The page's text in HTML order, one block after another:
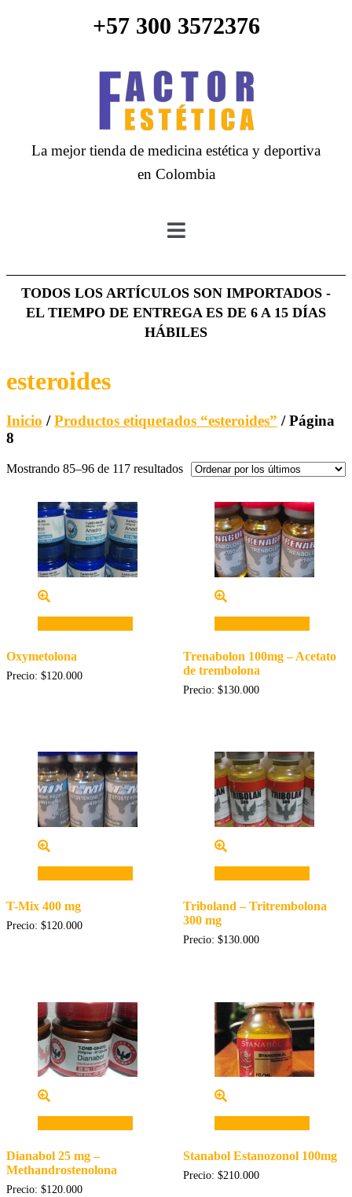
+57 300 3572376
La mejor tienda de medicina estética y deportiva
en Colombia
TODOS LOS ARTÍCULOS SON IMPORTADOS -
EL TIEMPO DE ENTREGA ES DE 6 A 15 DÍAS
HÁBILES
esteroides
Inicio /Productos etiquetados “esteroides” / Página
8
Mostrando 85–96 de 117 resultados
Oxymetolona
Precio: $120.000
Trenabolon 100mg – Acetato
de trembolona
Precio: $130.000
T-Mix 400 mg
Precio: $120.000
Triboland – Tritrembolona
300 mg
Precio: $130.000
Dianabol 25 mg –
Methandrostenolona
Precio: $120.000
Stanabol Estanozonol 100mg
Precio: $210.000